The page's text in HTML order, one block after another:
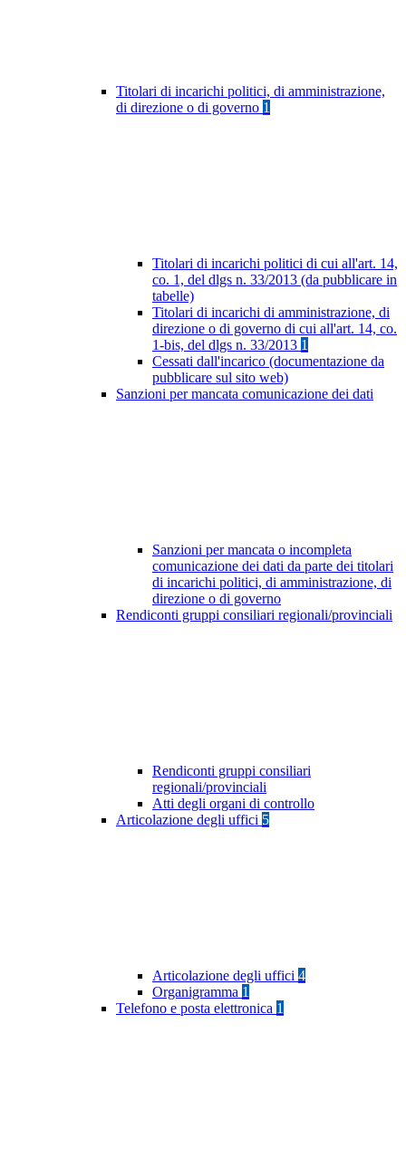
Titolari di incarichi politici, di amministrazione,
di direzione o di governo 1
Titolari di incarichi politici di cui all'art. 14,
co. 1, del dlgs n. 33/2013 (da pubblicare in
tabelle)
Titolari di incarichi di amministrazione, di
direzione o di governo di cui all'art. 14, co.
1-bis, del dlgs n. 33/2013 1
Cessati dall'incarico (documentazione da
pubblicare sul sito web)
Sanzioni per mancata comunicazione dei dati
Sanzioni per mancata o incompleta
comunicazione dei dati da parte dei titolari
di incarichi politici, di amministrazione, di
direzione o di governo
Rendiconti gruppi consiliari regionali/provinciali
Rendiconti gruppi consiliari
regionali/provinciali
Atti degli organi di controllo
Articolazione degli uffici 5
Articolazione degli uffici 4
Organigramma 1
Telefono e posta elettronica 1